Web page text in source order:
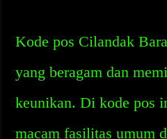
Kode pos Cilandak
yang beragam dan
keunikan. Di kode pos
macam fasilitas umum